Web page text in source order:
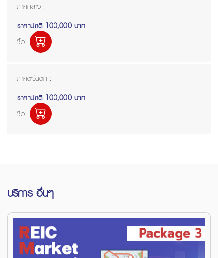
ภาคกลาง :
ราคาปกติ 100,000 บาท
ซื้อ
ภาคตะวันตก :
ราคาปกติ 100,000 บาท
ซื้อ
บริการ อื่นๆ